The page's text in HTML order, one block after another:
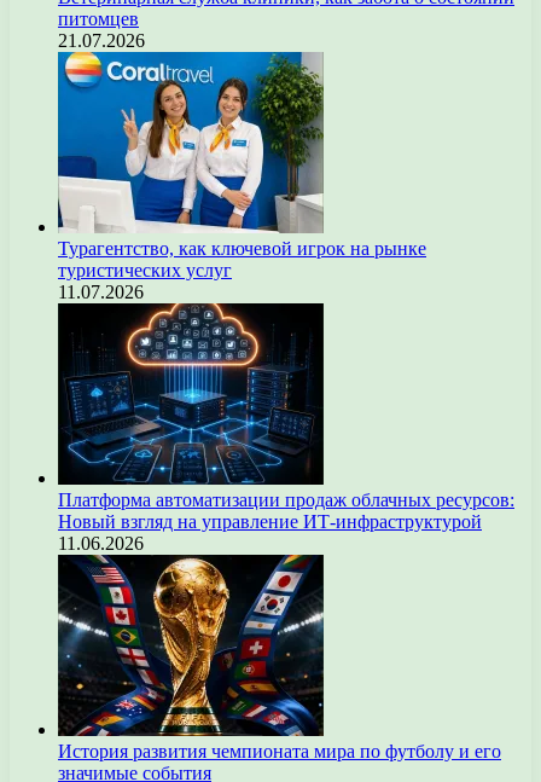
питомцев
21.07.2026
Турагентство, как ключевой игрок на рынке
туристических услуг
11.07.2026
Платформа автоматизации продаж облачных ресурсов:
Новый взгляд на управление ИТ-инфраструктурой
11.06.2026
История развития чемпионата мира по футболу и его
значимые события